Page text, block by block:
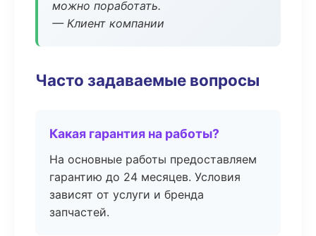
можно поработать.
— Клиент компании
Часто задаваемые вопросы
Какая гарантия на работы?
На основные работы предоставляем
гарантию до 24 месяцев. Условия
зависят от услуги и бренда
запчастей.